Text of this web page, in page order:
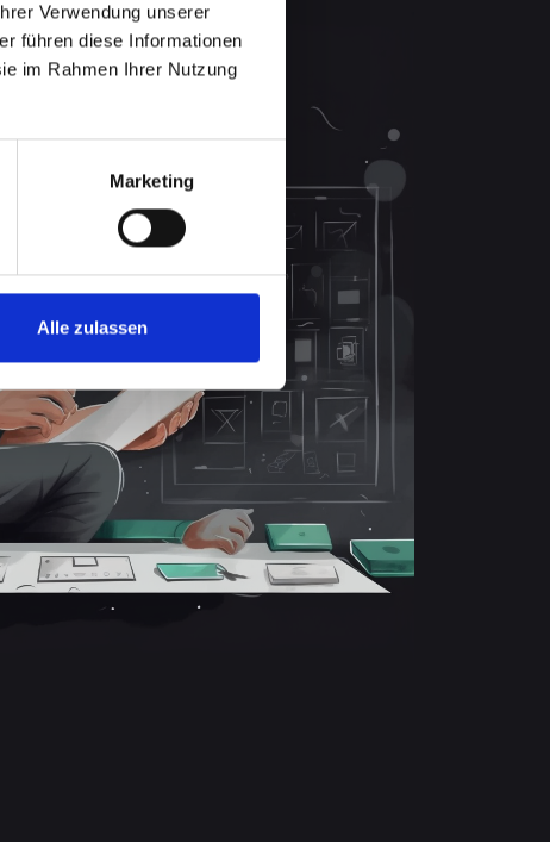
Verwendung unserer
führen diese Informationen
im Rahmen Ihrer Nutzung
Marketing
Alle zulassen